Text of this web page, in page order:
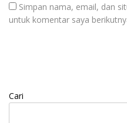
Simpan nama, email, dan
untuk komentar saya
Cari